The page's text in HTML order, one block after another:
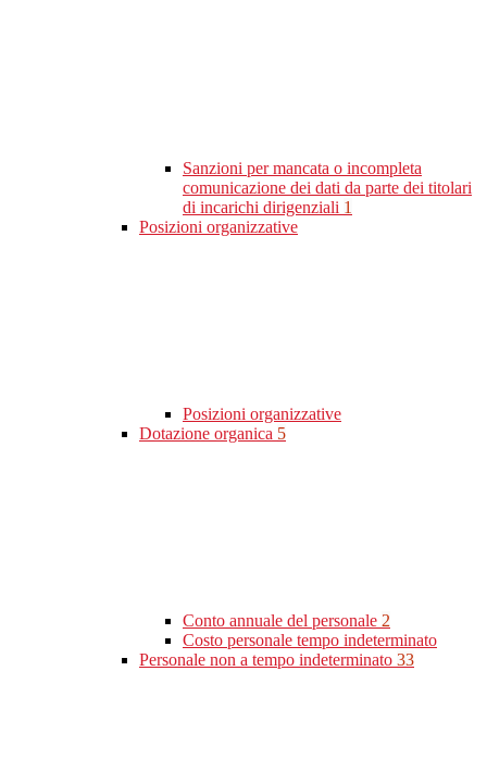
Sanzioni per mancata o incompleta
comunicazione dei dati da parte dei titolari
di incarichi dirigenziali 1
Posizioni organizzative
Posizioni organizzative
Dotazione organica 5
Conto annuale del personale 2
Costo personale tempo indeterminato
Personale non a tempo indeterminato 33